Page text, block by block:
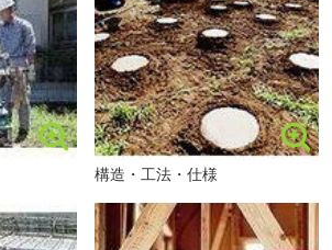
まで673m
構造・工法・仕様